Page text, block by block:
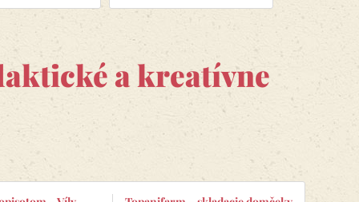
a kreatívne